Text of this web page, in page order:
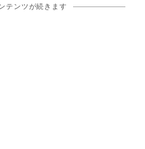
テンツが続きます